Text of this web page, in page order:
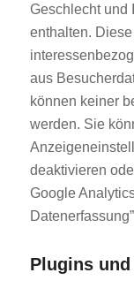
Geschlecht und
enthalten.
aus
können keiner
werden. Sie
deaktivieren
Google
Plugins